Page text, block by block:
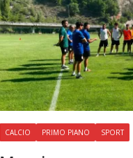
CALCIO PRIMO PIANO SPORT